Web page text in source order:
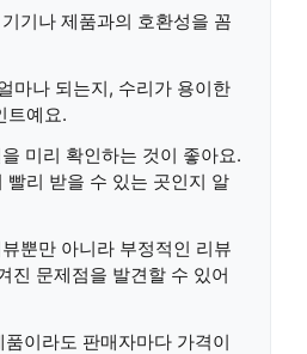
기나 제품과의 호환성을 꼼
마나 되는지, 수리가 용이한
트예요.
미리 확인하는 것이 좋아요.
빨리 받을 수 있는 곳인지 알
뿐만 아니라 부정적인 리뷰
진 문제점을 발견할 수 있어
품이라도 판매자마다 가격이